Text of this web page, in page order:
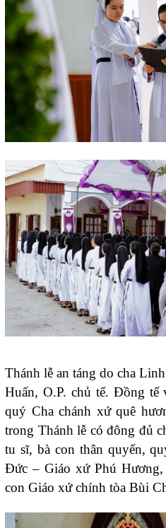
Thánh lễ an táng do cha
Huấn, O.P. chủ tế. Đồng tế
quý Cha chánh xứ quê
trong Thánh lễ có đông đủ
tu sĩ, bà con thân quyến,
Đức – Giáo xứ Phú
con Giáo xứ chính tòa Bùi